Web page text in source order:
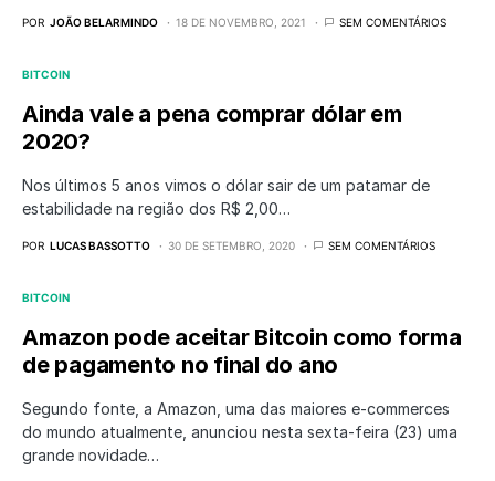
POR JOÃO BELARMINDO 18 DE NOVEMBRO, 2021 SEM COMENTÁRIOS
BITCOIN
Ainda vale a pena comprar dólar em
2020?
Nos últimos 5 anos vimos o dólar sair de um patamar de
estabilidade na região dos R$ 2,00…
POR LUCAS BASSOTTO 30 DE SETEMBRO, 2020 SEM COMENTÁRIOS
BITCOIN
Amazon pode aceitar Bitcoin como forma
de pagamento no final do ano
Segundo fonte, a Amazon, uma das maiores e-commerces
do mundo atualmente, anunciou nesta sexta-feira (23) uma
grande novidade…